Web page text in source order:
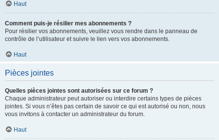
Haut
Comment puis-je résilier mes abonnements ?
Pour résilier vos abonnements, veuillez vous rendre dans le panneau de
contrôle de l’utilisateur et suivre le lien vers vos abonnements.
Haut
Pièces jointes
Quelles pièces jointes sont autorisées sur ce forum ?
Chaque administrateur peut autoriser ou interdire certains types de pièces
jointes. Si vous n’êtes pas certain de savoir ce qui est autorisé ou non, nous
vous invitons à contacter un administrateur du forum.
Haut